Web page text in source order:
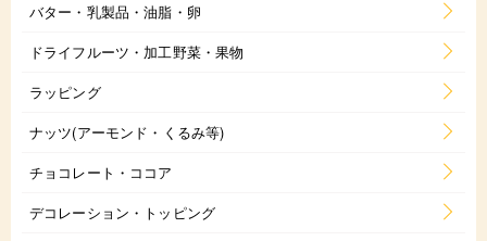
バター・乳製品・油脂・卵
ドライフルーツ・加工野菜・果物
ラッピング
ナッツ(アーモンド・くるみ等)
チョコレート・ココア
デコレーション・トッピング